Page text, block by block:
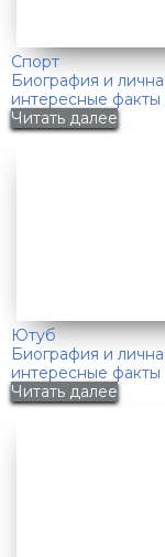
Спорт
Биография и
интересные
Читать далее
Ютуб
Биография и
интересные факты
Читать далее